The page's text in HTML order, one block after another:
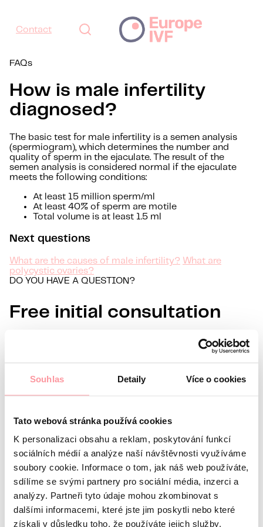
Souhlas Detaily Více o cookies
Tato webová stránka používá cookies
K personalizaci obsahu a reklam, poskytování funkcí
sociálních médií a analýze naší návštěvnosti využíváme
soubory cookie. Informace o tom, jak náš web používáte,
sdílíme se svými partnery pro sociální média, inzerci a
analýzy. Partneři tyto údaje mohou zkombinovat s
dalšími informacemi, které jste jim poskytli nebo které
získali v důsledku toho, že používáte jejich služby.
Contact
FAQs
How is male infertility
diagnosed?
The basic test for male infertility is a semen analysis
(spermiogram), which determines the number and
quality of sperm in the ejaculate. The result of the
semen analysis is considered normal if the ejaculate
meets the following conditions:
At least 15 million sperm/ml
At least 40% of sperm are motile
Total volume is at least 1.5 ml
Next questions
What are the causes of male infertility? What are
polycystic ovaries?
DO YOU HAVE A QUESTION?
Free initial consultation
What’s your question? All communication is as discreet
as possible, don't be afraid to ask us anything